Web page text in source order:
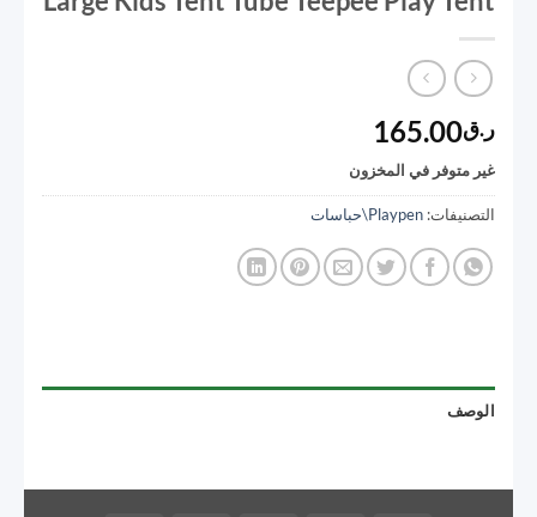
ر.ق165.00
غير متوفر في المخزون
التصنيفات: Playpen\حباسات
الوصف